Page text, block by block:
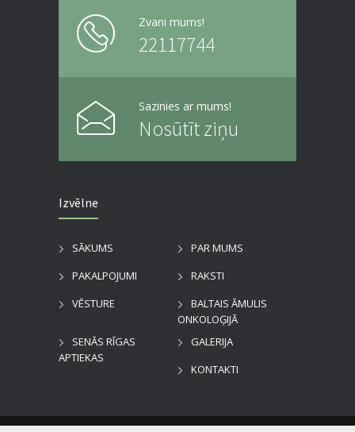
Zvani mums!
22117744
Sazinies ar mums!
Nosūtīt ziņu
Izvēlne
SĀKUMS
PAR MUMS
PAKALPOJUMI
RAKSTI
VĒSTURE
BALTAIS ĀMULIS
ONKOLOĢIJĀ
SENĀS RĪGAS
APTIEKAS
GALERIJA
KONTAKTI